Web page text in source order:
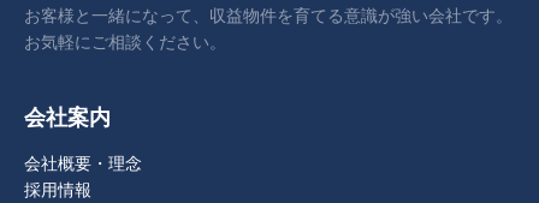
お客様と一緒になって、収益物件を育てる意識が強い会社です。
お気軽にご相談ください。
会社案内
会社概要・理念
採用情報